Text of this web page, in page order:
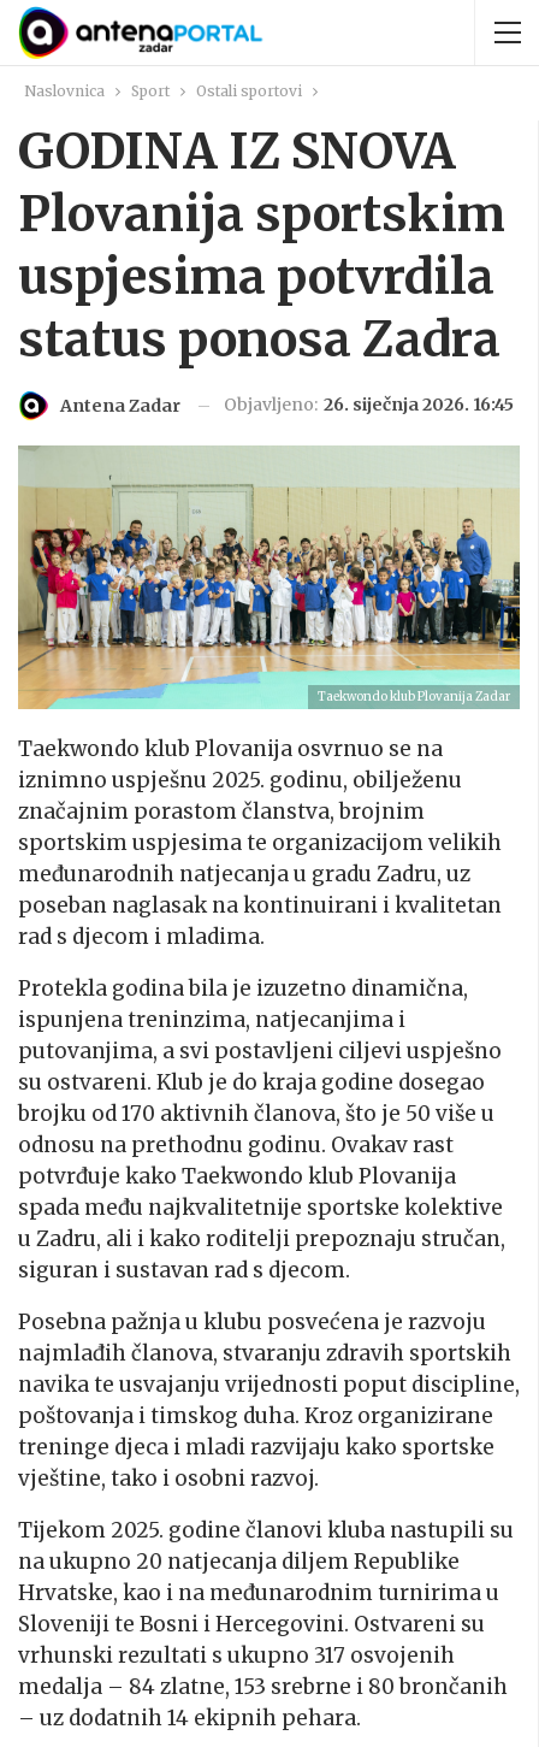
Naslovnica Sport Ostali sportovi
GODINA IZ SNOVA
Plovanija sportskim
uspjesima potvrdila
status ponosa Zadra
Antena Zadar Objavljeno: 26. siječnja 2026. 16:45
Taekwondo klub Plovanija Zadar
Taekwondo klub Plovanija osvrnuo se na
iznimno uspješnu 2025. godinu, obilježenu
značajnim porastom članstva, brojnim
sportskim uspjesima te organizacijom velikih
međunarodnih natjecanja u gradu Zadru, uz
poseban naglasak na kontinuirani i kvalitetan
rad s djecom i mladima.
Protekla godina bila je izuzetno dinamična,
ispunjena treninzima, natjecanjima i
putovanjima, a svi postavljeni ciljevi uspješno
su ostvareni. Klub je do kraja godine dosegao
brojku od 170 aktivnih članova, što je 50 više u
odnosu na prethodnu godinu. Ovakav rast
potvrđuje kako Taekwondo klub Plovanija
spada među najkvalitetnije sportske kolektive
u Zadru, ali i kako roditelji prepoznaju stručan,
siguran i sustavan rad s djecom.
Posebna pažnja u klubu posvećena je razvoju
najmlađih članova, stvaranju zdravih sportskih
navika te usvajanju vrijednosti poput discipline,
poštovanja i timskog duha. Kroz organizirane
treninge djeca i mladi razvijaju kako sportske
vještine, tako i osobni razvoj.
Tijekom 2025. godine članovi kluba nastupili su
na ukupno 20 natjecanja diljem Republike
Hrvatske, kao i na međunarodnim turnirima u
Sloveniji te Bosni i Hercegovini. Ostvareni su
vrhunski rezultati s ukupno 317 osvojenih
medalja – 84 zlatne, 153 srebrne i 80 brončanih
– uz dodatnih 14 ekipnih pehara.